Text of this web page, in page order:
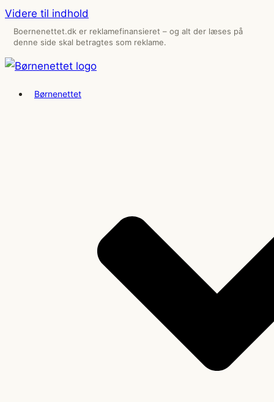
Videre til indhold
Boernenettet.dk er reklamefinansieret – og alt der læses på
denne side skal betragtes som reklame.
Børnenettet